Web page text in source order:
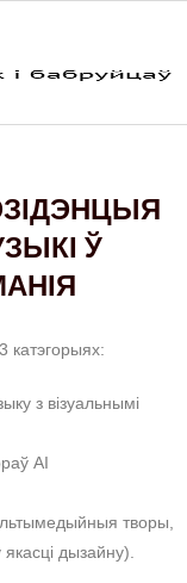
Ў
катэгорыях:
з візуальнымі
AI
творы,
дызайну).